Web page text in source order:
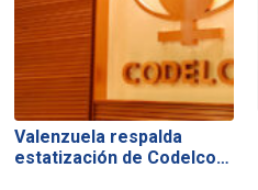
Valenzuela respalda
estatización de Codelco…